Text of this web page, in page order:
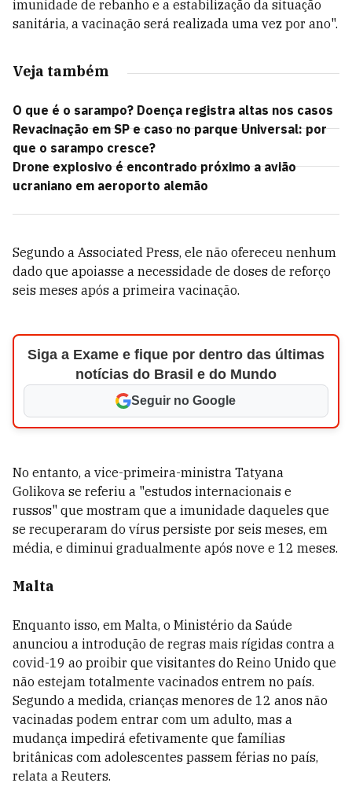
imunidade de rebanho e a estabilização da situação
sanitária, a vacinação será realizada uma vez por ano".
Veja também
O que é o sarampo? Doença registra altas nos casos
Revacinação em SP e caso no parque Universal: por
que o sarampo cresce?
Drone explosivo é encontrado próximo a avião
ucraniano em aeroporto alemão
Segundo a Associated Press, ele não ofereceu nenhum
dado que apoiasse a necessidade de doses de reforço
seis meses após a primeira vacinação.
Siga a Exame e fique por dentro das últimas
notícias do Brasil e do Mundo
Seguir no Google
No entanto, a vice-primeira-ministra Tatyana
Golikova se referiu a "estudos internacionais e
russos" que mostram que a imunidade daqueles que
se recuperaram do vírus persiste por seis meses, em
média, e diminui gradualmente após nove e 12 meses.
Malta
Enquanto isso, em Malta, o Ministério da Saúde
anunciou a introdução de regras mais rígidas contra a
covid-19 ao proibir que visitantes do Reino Unido que
não estejam totalmente vacinados entrem no país.
Segundo a medida, crianças menores de 12 anos não
vacinadas podem entrar com um adulto, mas a
mudança impedirá efetivamente que famílias
britânicas com adolescentes passem férias no país,
relata a Reuters.